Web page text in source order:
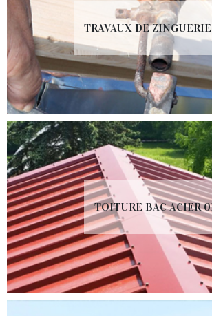
TRAVAUX DE
TOITURE BAC ACIER